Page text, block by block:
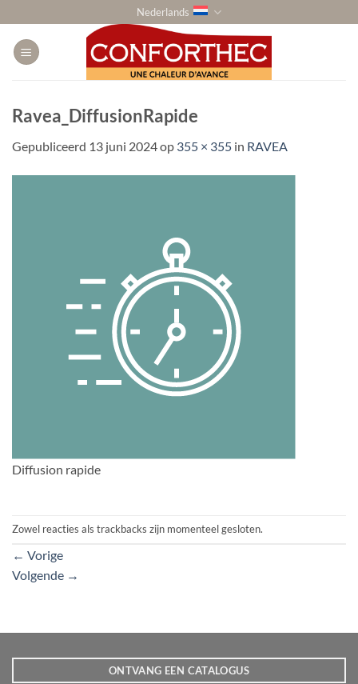
naar
inhoud
Nederlands
Ravea_DiffusionRapide
Gepubliceerd 13 juni 2024op 355 × 355 in RAVEA
Diffusion rapide
Zowel reacties als trackbacks zijn momenteel gesloten.
← Vorige
Volgende →
ONTVANG EEN CATALOGUS